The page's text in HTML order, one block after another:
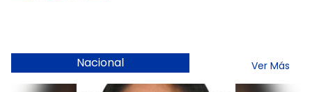
Nacional Ver Más